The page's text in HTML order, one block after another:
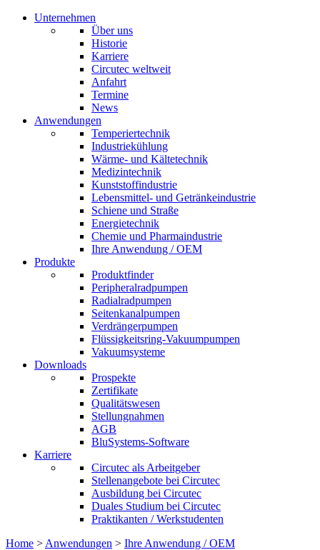
Unternehmen
Über uns
Historie
Karriere
Circutec weltweit
Anfahrt
Termine
News
Anwendungen
Temperiertechnik
Industriekühlung
Wärme- und Kältetechnik
Medizintechnik
Kunststoffindustrie
Lebensmittel- und Getränkeindustrie
Schiene und Straße
Energietechnik
Chemie und Pharmaindustrie
Ihre Anwendung / OEM
Produkte
Produktfinder
Peripheralradpumpen
Radialradpumpen
Seitenkanalpumpen
Verdrängerpumpen
Flüssigkeitsring-Vakuumpumpen
Vakuumsysteme
Downloads
Prospekte
Zertifikate
Qualitätswesen
Stellungnahmen
AGB
BluSystems-Software
Karriere
Circutec als Arbeitgeber
Stellenangebote bei Circutec
Ausbildung bei Circutec
Duales Studium bei Circutec
Praktikanten / Werkstudenten
Home > Anwendungen > Ihre Anwendung / OEM